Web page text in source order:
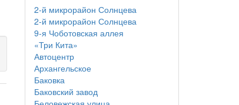
2-й микрорайон Солнцева
2-й микрорайон Солнцева
9-я Чоботовская аллея
«Три Кита»
Автоцентр
Архангельское
Баковка
Баковский завод